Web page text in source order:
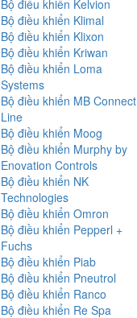
Bộ điều khiển Kelvion
Bộ điều khiển Klimal
Bộ điều khiển Klixon
Bộ điều khiển Kriwan
Bộ điều khiển Loma
Systems
Bộ điều khiển MB Connect
Line
Bộ điều khiển Moog
Bộ điều khiển Murphy by
Enovation Controls
Bộ điều khiển NK
Technologies
Bộ điều khiển Omron
Bộ điều khiển Pepperl +
Fuchs
Bộ điều khiển Piab
Bộ điều khiển Pneutrol
Bộ điều khiển Ranco
Bộ điều khiển Re Spa